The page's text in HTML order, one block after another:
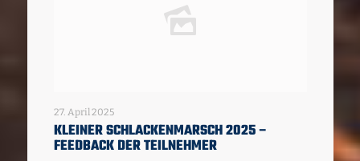
27. April 2025
KLEINER SCHLACKENMARSCH 2025 –
FEEDBACK DER TEILNEHMER